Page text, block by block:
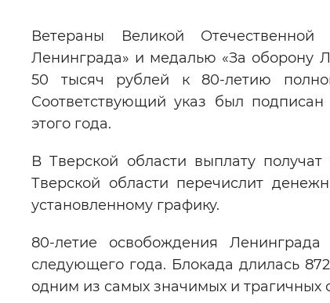
Изображения Включены
Звуковой ассистент:
Вернуть стандартные
Ветераны Великой
Ленинграда» и медалью «За оборону
50 тысяч рублей к 80-летию
Соответствующий указ был
этого года.
В Тверской области выплату
Тверской области перечислит
установленному графику.
80-летие освобождения
следующего года. Блокада длилась
одним из самых значимых и трагичных